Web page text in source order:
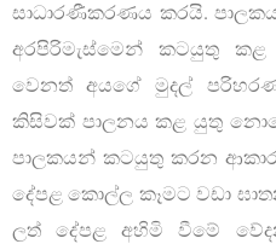
සාධාරණීකරණය කරයි.
අරපිරිමැස්මෙන් කටයුතු
වෙනත් අයගේ මුදල්
කිසිවක් පාලනය කළ යුතු
පාලකයන් කටයුතු කරන
දේපළ කොල්ල කෑමට වඩා
ලත් දේපළ අහිමි වීමේ